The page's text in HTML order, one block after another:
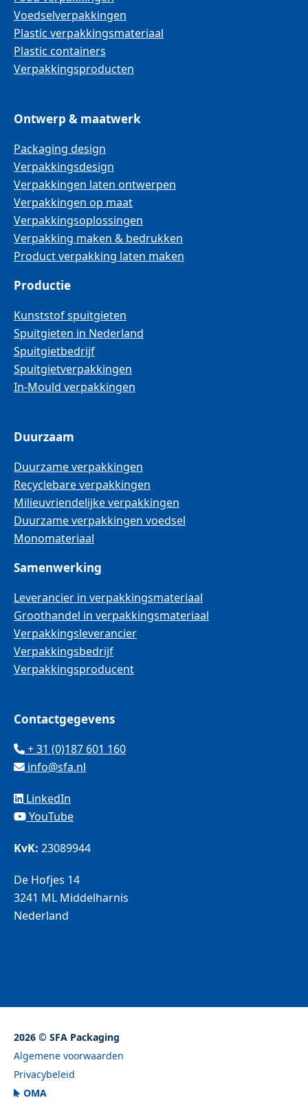
Voedselverpakkingen
Plastic verpakkingsmateriaal
Plastic containers
Verpakkingsproducten
Ontwerp & maatwerk
Packaging design
Verpakkingsdesign
Verpakkingen laten ontwerpen
Verpakkingen op maat
Verpakkingsoplossingen
Verpakking maken & bedrukken
Product verpakking laten maken
Productie
Kunststof spuitgieten
Spuitgieten in Nederland
Spuitgietbedrijf
Spuitgietverpakkingen
In-Mould verpakkingen
Duurzaam
Duurzame verpakkingen
Recyclebare verpakkingen
Milieuvriendelijke verpakkingen
Duurzame verpakkingen voedsel
Monomateriaal
Samenwerking
Leverancier in verpakkingsmateriaal
Groothandel in verpakkingsmateriaal
Verpakkingsleverancier
Verpakkingsbedrijf
Verpakkingsproducent
Contactgegevens
+ 31 (0)187 601 160
info@sfa.nl
LinkedIn
YouTube
KvK: 23089944
De Hofjes 14
3241 ML Middelharnis
Nederland
2026 © SFA Packaging
Algemene voorwaarden
Privacybeleid
OMA